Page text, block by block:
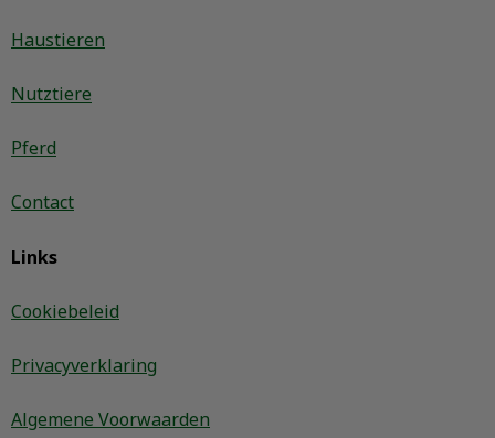
Haustieren
Nutztiere
Pferd
Contact
Links
Cookiebeleid
Privacyverklaring
Algemene Voorwaarden